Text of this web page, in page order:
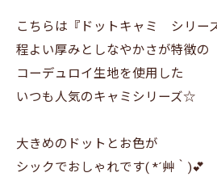
こちらは『ドットキャミ シリー
程よい厚みとしなやかさが特徴の
コーデュロイ生地を使用した
いつも人気のキャミシリーズ☆
大きめのドットとお色が
シックでおしゃれです( *´艸｀)💕